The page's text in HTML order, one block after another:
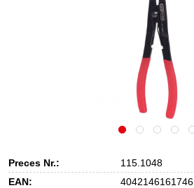
Preces Nr.:
115.1048
EAN:
4042146161746